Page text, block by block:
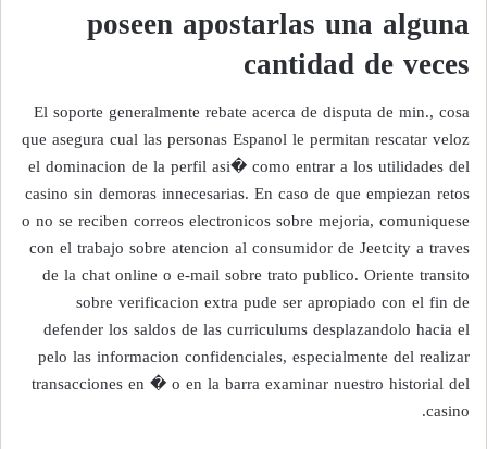
poseen apostarlas una alguna
cantidad de veces
El soporte generalmente rebate acerca de disputa de min., cosa
que asegura cual las personas Espanol le permitan rescatar veloz
el dominacion de la perfil asi� como entrar a los utilidades del
casino sin demoras innecesarias. En caso de que empiezan retos
o no se reciben correos electronicos sobre mejoria, comuniquese
con el trabajo sobre atencion al consumidor de Jeetcity a traves
de la chat online o e-mail sobre trato publico. Oriente transito
sobre verificacion extra pude ser apropiado con el fin de
defender los saldos de las curriculums desplazandolo hacia el
pelo las informacion confidenciales, especialmente del realizar
transacciones en � o en la barra examinar nuestro historial del
casino.